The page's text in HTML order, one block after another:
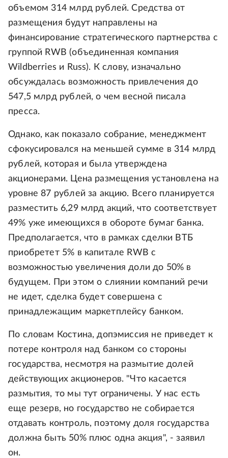
объемом 314 млрд рублей. Средства от
размещения будут направлены на
финансирование стратегического партнерства с
группой RWB (объединенная компания
Wildberries и Russ). К слову, изначально
обсуждалась возможность привлечения до
547,5 млрд рублей, о чем весной писала
пресса.
Однако, как показало собрание, менеджмент
сфокусировался на меньшей сумме в 314 млрд
рублей, которая и была утверждена
акционерами. Цена размещения установлена на
уровне 87 рублей за акцию. Всего планируется
разместить 6,29 млрд акций, что соответствует
49% уже имеющихся в обороте бумаг банка.
Предполагается, что в рамках сделки ВТБ
приобретет 5% в капитале RWB с
возможностью увеличения доли до 50% в
будущем. При этом о слиянии компаний речи
не идет, сделка будет совершена с
принадлежащим маркетплейсу банком.
По словам Костина, допэмиссия не приведет к
потере контроля над банком со стороны
государства, несмотря на размытие долей
действующих акционеров. "Что касается
размытия, то мы тут ограничены. У нас есть
еще резерв, но государство не собирается
отдавать контроль, поэтому доля государства
должна быть 50% плюс одна акция", - заявил
он.